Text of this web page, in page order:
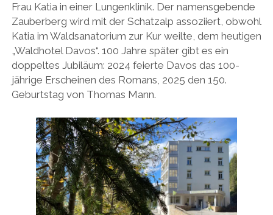
Frau Katia in einer Lungenklinik. Der namensgebende
Zauberberg wird mit der Schatzalp assoziiert, obwohl
Katia im Waldsanatorium zur Kur weilte, dem heutigen
„Waldhotel Davos“. 100 Jahre später gibt es ein
doppeltes Jubiläum: 2024 feierte Davos das 100-
jährige Erscheinen des Romans, 2025 den 150.
Geburtstag von Thomas Mann.